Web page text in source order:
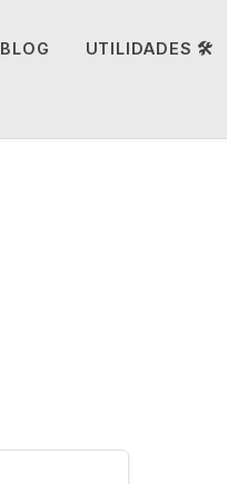
BLOG UTILIDADES 🛠️